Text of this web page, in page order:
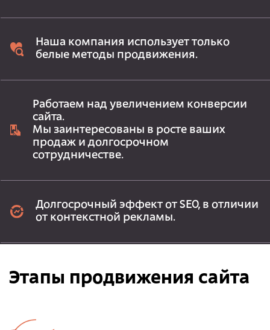
Наша компания использует только
белые методы продвижения.
Работаем над увеличением конверсии
сайта.
Мы заинтересованы в росте ваших
продаж и долгосрочном
сотрудничестве.
Долгосрочный эффект от SEO, в отличии
от контекстной рекламы.
Этапы продвижения сайта